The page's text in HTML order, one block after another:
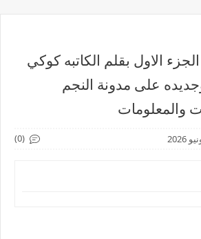
الجزء الاول بقلم الكاتبه كوكي
على مدونة النجم
والمعلومات
(0)